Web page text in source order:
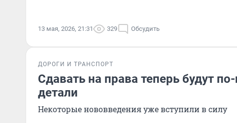
13 мая, 2026, 21:31 329 Обсудить
ДОРОГИ И ТРАНСПОРТ
Сдавать на права теперь будут
детали
Некоторые нововведения уже вступили в силу